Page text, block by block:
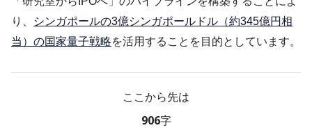
り、
シンガポールの3億シンガポールドル（約345億円相
当）の国家量子戦略を活用することを目的としています。
ここから先は
906字